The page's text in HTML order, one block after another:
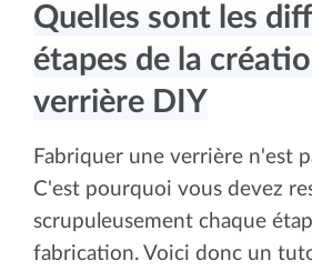
Quelles sont les
étapes de la
verrière DIY
Fabriquer une verrière n'est
C'est pourquoi vous devez
scrupuleusement chaque
fabrication. Voici donc un